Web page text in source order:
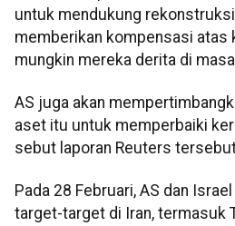
untuk mendukung
memberikan kompensasi atas
mungkin mereka derita di
AS juga akan
aset itu untuk memperbaiki
sebut laporan Reuters
Pada 28 Februari, AS dan
target-target di Iran, termasuk